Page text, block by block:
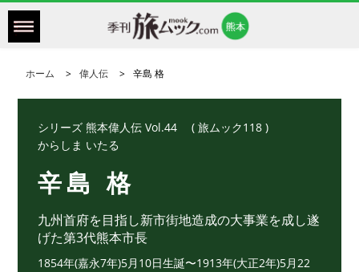
ホーム 偉人伝 辛島 格
シリーズ 熊本偉人伝 Vol.44 ( 旅ムック118 )
からしま いたる
辛島 格
九州首府を目指し新市街地造成の大事業を成し遂
げた第3代熊本市長
1854年(嘉永7年)5月10日生誕〜1913年(大正2年)5月22